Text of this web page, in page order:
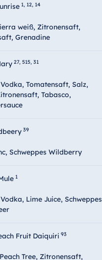
1, 12, 14
weiß, Zitronensaft,
Grenadine
27, 515, 31
Tomatensaft, Salz,
Tabasco,
39
Schweppes Wildberry
1
Lime Juice, Schweppes
Fruit Daiquiri 93
Tree, Zitronensaft,